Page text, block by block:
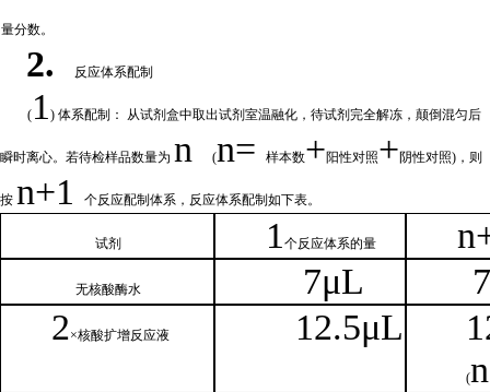
量分数。
2. 反应体系配制
(1 ) 体系配制： 从试剂盒中取出试剂室温融化，待试剂完全解冻，颠倒混匀后
瞬时离心。若待检样品数量为 n(n=样本数+阳性对照+阴性对照)，则
按n+1个反应配制体系，反应体系配制如下表。
试剂 1 个反应体系的量
无核酸酶水 7μL
2×核酸扩增反应液 12.5μL
(